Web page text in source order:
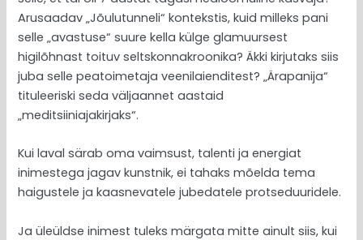
Arusaadav „Jõulutunneli“ kontekstis, kuid milleks pani
selle „avastuse“ suure kella külge glamuursest
higilõhnast toituv seltskonnakroonika? Äkki kirjutaks siis
juba selle peatoimetaja veenilaienditest? „Ärapanija“
tituleeriski seda väljaannet aastaid
„meditsiiniajakirjaks“.
Kui laval särab oma vaimsust, talenti ja energiat
inimestega jagav kunstnik, ei tahaks mõelda tema
haigustele ja kaasnevatele jubedatele protseduuridele.
Ja üleüldse inimest tuleks märgata mitte ainult siis, kui